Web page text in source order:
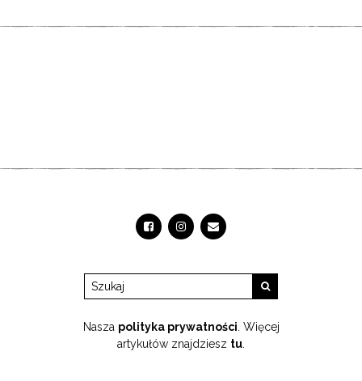
Nasza polityka prywatności. Więcej
artykułów znajdziesz tu.